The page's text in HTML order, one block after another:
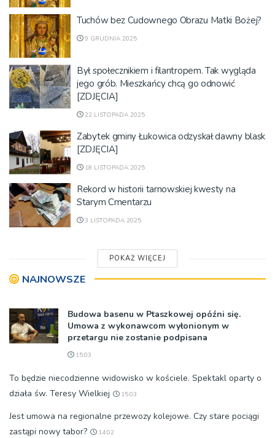
Tuchów bez Cudownego Obrazu Matki Bożej?
9 GRUDNIA 2025
Był społecznikiem i filantropem. Tak wygląda
jego grób. Mieszkańcy chcą go odnowić
[ZDJĘCIA]
22 LISTOPADA 2025
Zabytek gminy Łukowica odzyskał dawny blask
[ZDJĘCIA]
18 LISTOPADA 2025
Rekord w historii tarnowskiej kwesty na
Starym Cmentarzu
3 LISTOPADA 2025
POKAŻ WIĘCEJ
NAJNOWSZE
Budowa basenu w Ptaszkowej opóźni się.
Umowa z wykonawcom wyłonionym w
przetargu nie zostanie podpisana
15:03
To będzie niecodzienne widowisko w kościele. Spektakl oparty o
działa św. Teresy Wielkiej
15:03
Jest umowa na regionalne przewozy kolejowe. Czy stare pociągi
zastąpi nowy tabor?
14:02